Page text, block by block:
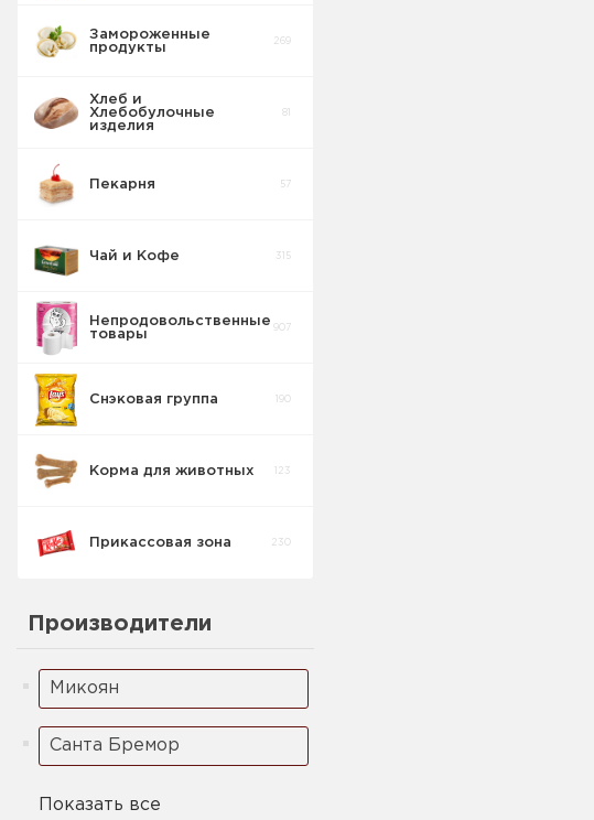
Торты
Вафельные
изделия
Шоколадные
Конфеты
Сушка
Кукурузные
Замороженные
продукты
269
Хлеб и
Хлебобулочные
изделия
81
Пекарня 57
Чай и Кофе 315
Непродовольственные
товары
907
Снэковая группа 190
Корма для животных 123
Прикассовая зона 230
Производители
Микоян
Санта Бремор
Показать все